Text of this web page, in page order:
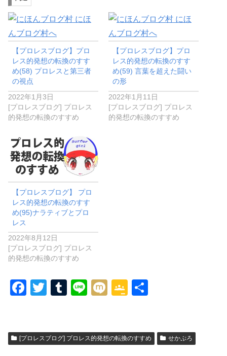
【プロレスブログ】プロ
レス的発想の転換のすす
め(58) プロレスと第三者
の視点
2022年1月3日
[プロレスブログ] プロレス
的発想の転換のすすめ
【プロレスブログ】プロ
レス的発想の転換のすす
め(59) 言葉を超えた闘い
の形
2022年1月11日
[プロレスブログ] プロレス
的発想の転換のすすめ
【プロレスブログ】 プロ
レス的発想の転換のすす
め(95)ナラティブとプロ
レス
2022年8月12日
[プロレスブログ] プロレス
的発想の転換のすすめ
F
e
T
er
T
bl
Li
M
G
gl
[プロレスブログ] プロレス的発想の転換のすすめ せかぷろ